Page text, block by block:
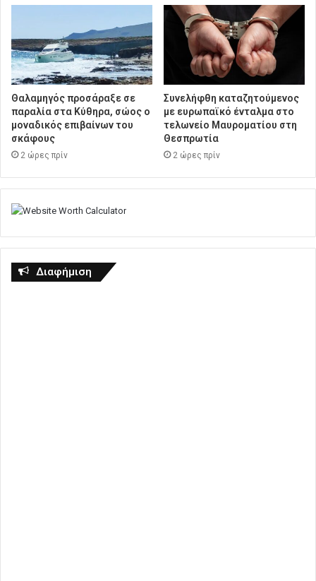
Θαλαμηγός προσάραξε σε
παραλία στα Κύθηρα, σώος ο
μοναδικός επιβαίνων του
σκάφους
2 ώρες πρίν
Συνελήφθη καταζητούμενος
με ευρωπαϊκό ένταλμα στο
τελωνείο Μαυροματίου στη
Θεσπρωτία
2 ώρες πρίν
Διαφήμιση